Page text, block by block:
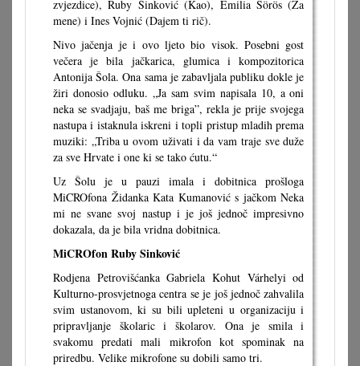
zvjezdice), Ruby Sinković (Kao), Emilia Sörös (Za
mene) i Ines Vojnić (Dajem ti rič).
Nivo jačenja je i ovo ljeto bio visok. Posebni gost
večera je bila jačkarica, glumica i kompozitorica
Antonija Šola. Ona sama je zabavljala publiku dokle je
žiri donosio odluku. „Ja sam svim napisala 10, a oni
neka se svadjaju, baš me briga”, rekla je prije svojega
nastupa i istaknula iskreni i topli pristup mladih prema
muziki: „Triba u ovom uživati i da vam traje sve duže
za sve Hrvate i one ki se tako ćutu.“
Uz Šolu je u pauzi imala i dobitnica prošloga
MiCROfona Židanka Kata Kumanović s jačkom Neka
mi ne svane svoj nastup i je još jednoč impresivno
dokazala, da je bila vridna dobitnica.
MiCROfon Ruby Sinković
Rodjena Petrovišćanka Gabriela Kohut Várhelyi od
Kulturno-prosvjetnoga centra se je još jednoč zahvalila
svim ustanovom, ki su bili upleteni u organizaciju i
pripravljanje školaric i školarov. Ona je smila i
svakomu predati mali mikrofon kot spominak na
priredbu. Velike mikrofone su dobili samo tri.